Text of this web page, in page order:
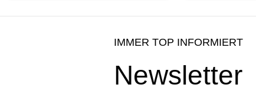
IMMER TOP INFORMIERT
Newsletter